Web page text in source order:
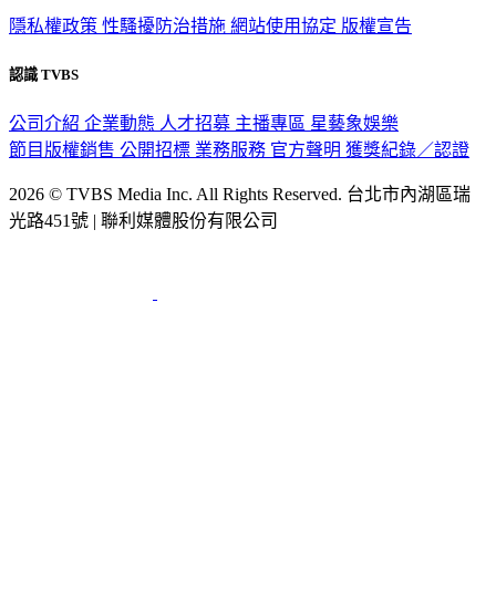
隱私權政策 性騷擾防治措施 網站使用協定 版權宣告
認識 TVBS
公司介紹 企業動態 人才招募 主播專區 星藝象娛樂
節目版權銷售 公開招標 業務服務 官方聲明 獲獎紀錄／認證
2026 © TVBS Media Inc. All Rights Reserved. 台北市內湖區瑞
光路451號 | 聯利媒體股份有限公司